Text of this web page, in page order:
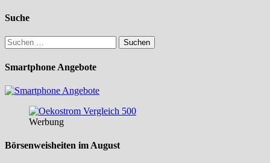
Suche
Suchen
nach:
Smartphone Angebote
Werbung
Börsenweisheiten im August